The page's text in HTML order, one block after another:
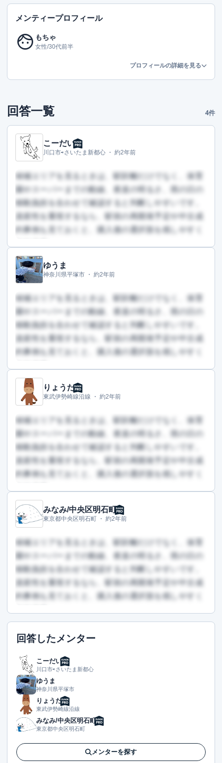
メンティープロフィール
face もちゃ
女性/30代前半
プロフィールの詳細を見る
回答一覧 4件
こーだい
川口市⇨さいたま新都心 ・ 約2年前
候補エリアを見るときは、駅距離だけでなく、保育
園やスーパーまでの動線、夜道の明るさ、雨の日の
移動負担を合わせて確認すると判断しやすいです。
資産性を重視するなら、駅前の再開発予定や中古成
約事例も見ておくと、購入後の選択肢を残しやすく
この回答を読むには会員登録が必要です
（文字数：373文字）
ゆうま
神奈川県平塚市 ・ 約2年前
候補エリアを見るときは、駅距離だけでなく、保育
園やスーパーまでの動線、夜道の明るさ、雨の日の
移動負担を合わせて確認すると判断しやすいです。
資産性を重視するなら、駅前の再開発予定や中古成
約事例も見ておくと、購入後の選択肢を残しやすく
この回答を読むには会員登録が必要です
（文字数：608文字）
りょうた
東武伊勢崎線沿線 ・ 約2年前
候補エリアを見るときは、駅距離だけでなく、保育
園やスーパーまでの動線、夜道の明るさ、雨の日の
移動負担を合わせて確認すると判断しやすいです。
資産性を重視するなら、駅前の再開発予定や中古成
約事例も見ておくと、購入後の選択肢を残しやすく
この回答を読むには会員登録が必要です
（文字数：553文字）
みなみ/中央区明石町
東京都中央区明石町 ・ 約2年前
候補エリアを見るときは、駅距離だけでなく、保育
園やスーパーまでの動線、夜道の明るさ、雨の日の
移動負担を合わせて確認すると判断しやすいです。
資産性を重視するなら、駅前の再開発予定や中古成
約事例も見ておくと、購入後の選択肢を残しやすく
この回答を読むには会員登録が必要です
（文字数：219文字）
無料で登録して読む
回答したメンター
こーだい
川口市⇨さいたま新都心
ゆうま
神奈川県平塚市
りょうた
東武伊勢崎線沿線
みなみ/中央区明石町
東京都中央区明石町
メンターを探す